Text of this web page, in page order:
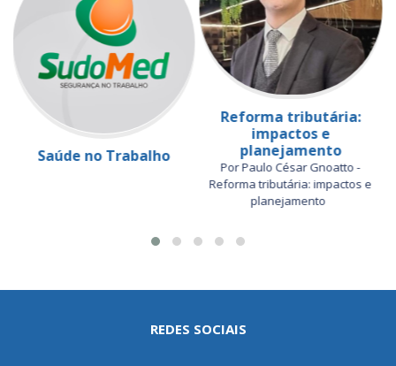
Saúde no Trabalho
Reforma tributária:
impactos e
planejamento
Por Paulo César Gnoatto -
Reforma tributária: impactos e
planejamento
REDES SOCIAIS